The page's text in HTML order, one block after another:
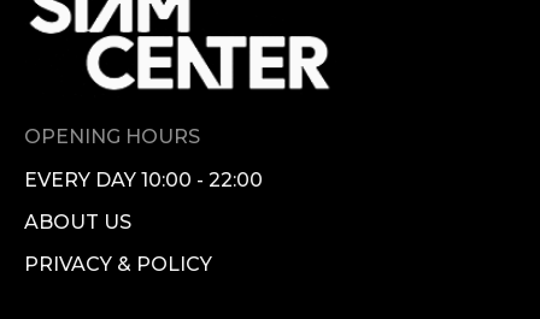
OPENING HOURS
EVERY DAY 10:00 - 22:00
ABOUT US
PRIVACY & POLICY